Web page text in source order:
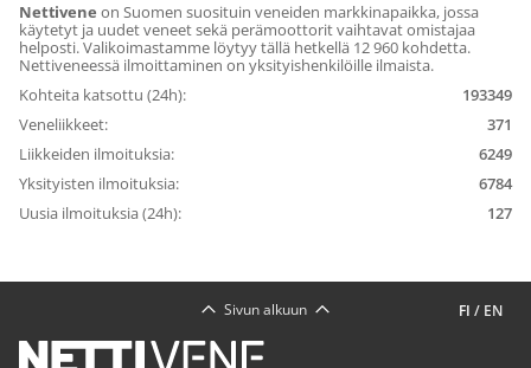
Nettivene on Suomen suosituin veneiden markkinapaikka, jossa
käytetyt ja uudet veneet sekä perämoottorit vaihtavat omistajaa
helposti. Valikoimastamme löytyy tällä hetkellä 12 960 kohdetta.
Nettiveneessä ilmoittaminen on yksityishenkilöille ilmaista.
Kohteita katsottu (24h):
193349
Veneliikkeet:
371
Liikkeiden ilmoituksia:
6249
Yksityisten ilmoituksia:
6784
Uusia ilmoituksia (24h):
127
FI / EN
Sivun alkuun